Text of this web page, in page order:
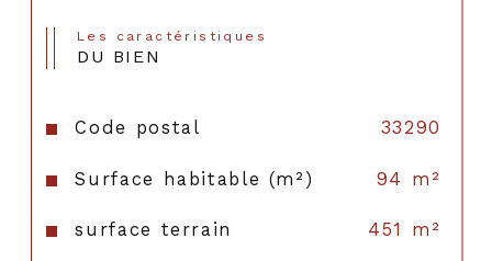
www.georisques.gouv.fr
Les informations sur les risques auxquels ce bien est
Les caractéristiques
DU BIEN
Code postal 33290
Surface habitable (m²) 94 m²
surface terrain 451 m²